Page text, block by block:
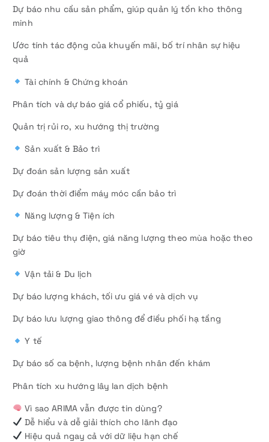
Dự báo nhu cầu sản phẩm, giúp quản lý tồn kho thông
minh
Ước tính tác động của khuyến mãi, bố trí nhân sự hiệu
quả
Tài chính & Chứng khoán
Phân tích và dự báo giá cổ phiếu, tỷ giá
Quản trị rủi ro, xu hướng thị trường
Sản xuất & Bảo trì
Dự đoán sản lượng sản xuất
Dự đoán thời điểm máy móc cần bảo trì
Năng lượng & Tiện ích
Dự báo tiêu thụ điện, giá năng lượng theo mùa hoặc theo
giờ
Vận tải & Du lịch
Dự báo lượng khách, tối ưu giá vé và dịch vụ
Dự báo lưu lượng giao thông để điều phối hạ tầng
Y tế
Dự báo số ca bệnh, lượng bệnh nhân đến khám
Phân tích xu hướng lây lan dịch bệnh
Vì sao ARIMA vẫn được tin dùng?
Dễ hiểu và dễ giải thích cho lãnh đạo
Hiệu quả ngay cả với dữ liệu hạn chế